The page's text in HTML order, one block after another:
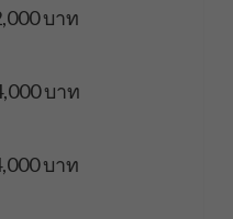
บาท
บาท
บาท